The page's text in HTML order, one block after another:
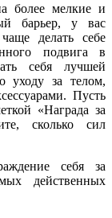
более мелкие и
барьер, у вас
делать себе
подвига в
себя лучшей
уходу за телом,
Пусть
«Награда за
сколько сил
себя за
действенных